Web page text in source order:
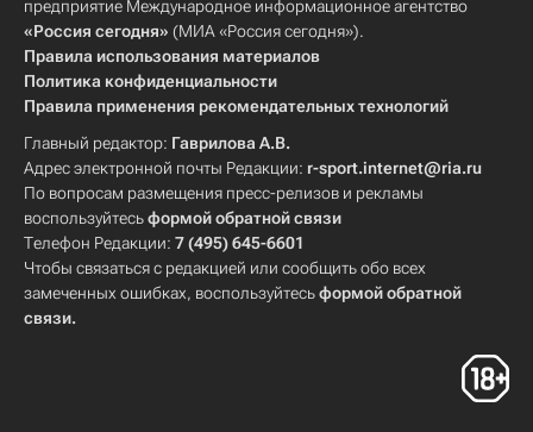
предприятие Международное информационное агентство
«Россия сегодня» (МИА «Россия сегодня»).
Правила использования материалов
Политика конфиденциальности
Правила применения рекомендательных технологий
Главный редактор: Гаврилова А.В.
Адрес электронной почты Редакции: r-sport.internet@ria.ru
По вопросам размещения пресс-релизов и рекламы
воспользуйтесьформой обратной связи
Телефон Редакции: 7 (495) 645-6601
Чтобы связаться с редакцией или сообщить обо всех
замеченных ошибках, воспользуйтесьформой обратной
связи.